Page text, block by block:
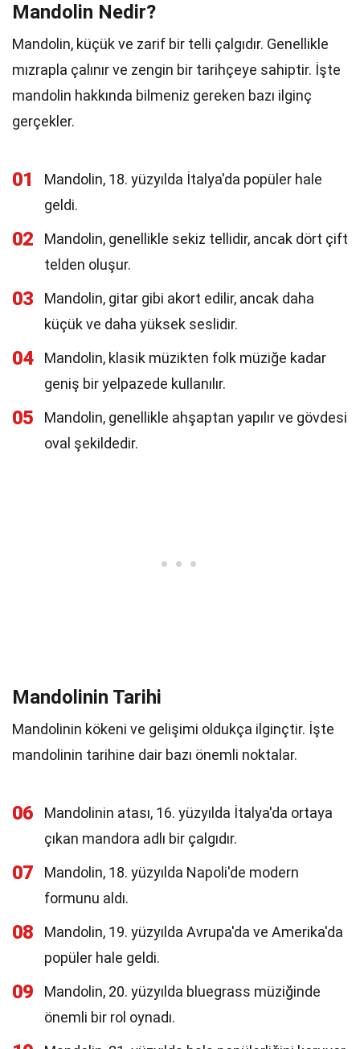
Mandolin Nedir?
Mandolin, küçük ve zarif bir telli çalgıdır. Genellikle
mızrapla çalınır ve zengin bir tarihçeye sahiptir. İşte
mandolin hakkında bilmeniz gereken bazı ilginç
gerçekler.
01
Mandolin, 18. yüzyılda İtalya'da popüler hale
geldi.
02
Mandolin, genellikle sekiz tellidir, ancak dört çift
telden oluşur.
03
Mandolin, gitar gibi akort edilir, ancak daha
küçük ve daha yüksek seslidir.
04
Mandolin, klasik müzikten folk müziğe kadar
geniş bir yelpazede kullanılır.
05
Mandolin, genellikle ahşaptan yapılır ve gövdesi
oval şekildedir.
Mandolinin Tarihi
Mandolinin kökeni ve gelişimi oldukça ilginçtir. İşte
mandolinin tarihine dair bazı önemli noktalar.
06
Mandolinin atası, 16. yüzyılda İtalya'da ortaya
çıkan mandora adlı bir çalgıdır.
07
Mandolin, 18. yüzyılda Napoli'de modern
formunu aldı.
08
Mandolin, 19. yüzyılda Avrupa'da ve Amerika'da
popüler hale geldi.
09
Mandolin, 20. yüzyılda bluegrass müziğinde
önemli bir rol oynadı.